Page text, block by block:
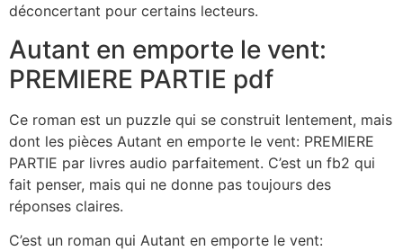
déconcertant pour certains lecteurs.
Autant en emporte le vent:
PREMIERE PARTIE pdf
Ce roman est un puzzle qui se construit lentement, mais
dont les pièces Autant en emporte le vent: PREMIERE
PARTIE par livres audio parfaitement. C’est un fb2 qui
fait penser, mais qui ne donne pas toujours des
réponses claires.
C’est un roman qui Autant en emporte le vent: